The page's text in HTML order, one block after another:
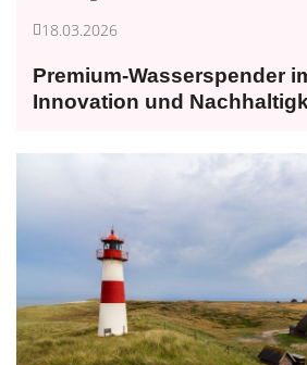
18.03.2026
Premium-Wasserspender
Innovation und